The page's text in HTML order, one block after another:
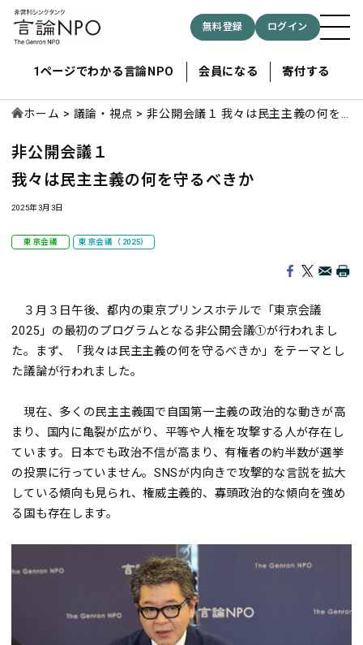
無料登録 ログイン
1ページでわかる言論NPO 会員になる 寄付する
ホーム 議論・視点
非公開会議１ 我々は民主主義の何を
非公開会議１
我々は民主主義の何を守るべきか
2025年3月3日
東京会議 東京会議（2025）
３月３日午後、都内の東京プリンスホテルで「東京会議
2025」の最初のプログラムとなる非公開会議①が行われまし
た。まず、「我々は民主主義の何を守るべきか」をテーマとし
た議論が行われました。
現在、多くの民主主義国で自国第一主義の政治的な動きが高
まり、国内に亀裂が広がり、平等や人権を攻撃する人が存在し
ています。日本でも政治不信が高まり、有権者の約半数が選挙
の投票に行っていません。SNSが内向きで攻撃的な言説を拡大
している傾向も見られ、権威主義的、寡頭政治的な傾向を強め
る国も存在します。